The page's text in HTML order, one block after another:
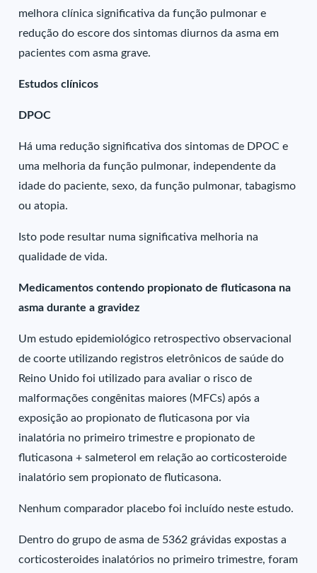
melhora clínica significativa da função pulmonar e
redução do escore dos sintomas diurnos da asma em
pacientes com asma grave.
Estudos clínicos
DPOC
Há uma redução significativa dos sintomas de DPOC e
uma melhoria da função pulmonar, independente da
idade do paciente, sexo, da função pulmonar, tabagismo
ou atopia.
Isto pode resultar numa significativa melhoria na
qualidade de vida.
Medicamentos contendo propionato de fluticasona na
asma durante a gravidez
Um estudo epidemiológico retrospectivo observacional
de coorte utilizando registros eletrônicos de saúde do
Reino Unido foi utilizado para avaliar o risco de
malformações congênitas maiores (MFCs) após a
exposição ao propionato de fluticasona por via
inalatória no primeiro trimestre e propionato de
fluticasona + salmeterol em relação ao corticosteroide
inalatório sem propionato de fluticasona.
Nenhum comparador placebo foi incluído neste estudo.
Dentro do grupo de asma de 5362 grávidas expostas a
corticosteroides inalatórios no primeiro trimestre, foram